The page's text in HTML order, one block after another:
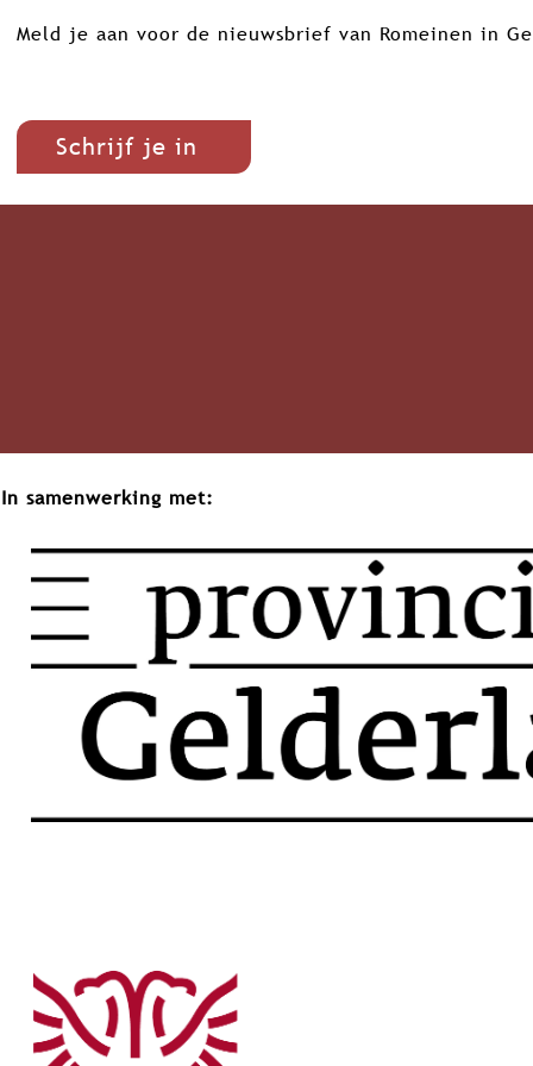
Meld je aan voor de nieuwsbrief van Romeinen in
Schrijf je in
In samenwerking met: